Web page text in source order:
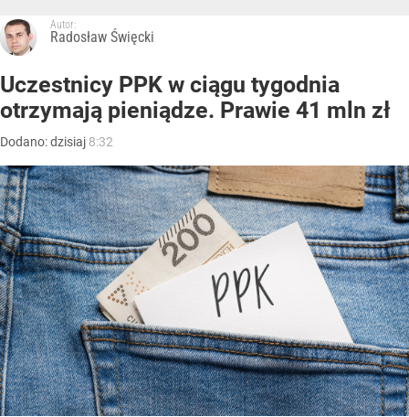
Autor:
Radosław Święcki
Uczestnicy PPK w ciągu tygodnia
otrzymają pieniądze. Prawie 41 mln zł
Dodano:dzisiaj 8:32